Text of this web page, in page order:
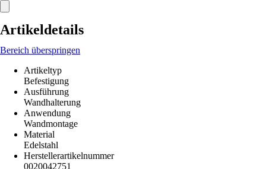
Artikeldetails
Bereich überspringen
Artikeltyp
Befestigung
Ausführung
Wandhalterung
Anwendung
Wandmontage
Material
Edelstahl
Herstellerartikelnummer
0020042751